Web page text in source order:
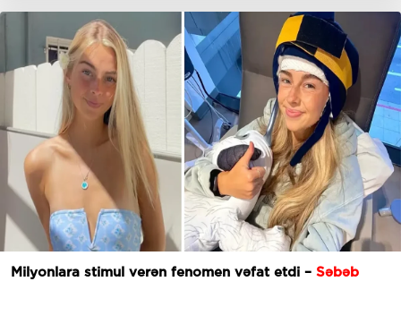
Milyonlara stimul verən fenomen vəfat etdi – Səbəb